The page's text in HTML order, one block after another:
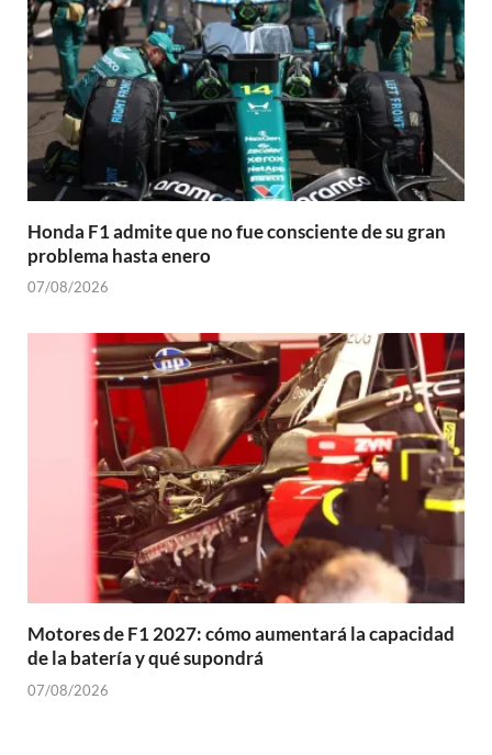
Honda F1 admite que no fue consciente de su gran
problema hasta enero
07/08/2026
Motores de F1 2027: cómo aumentará la capacidad
de la batería y qué supondrá
07/08/2026